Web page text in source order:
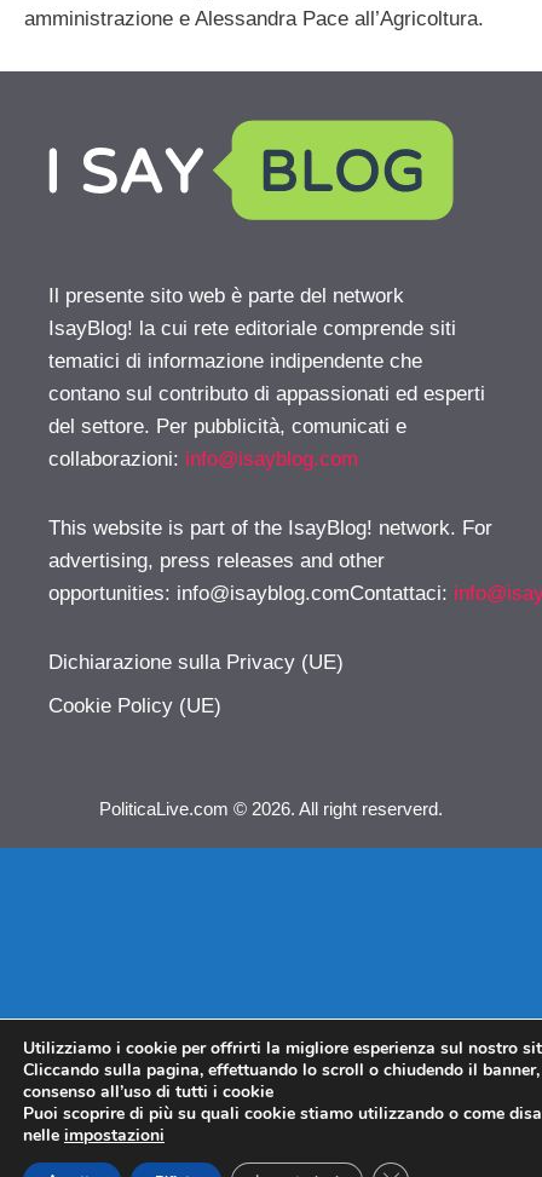
amministrazione e Alessandra Pace all’Agricoltura.
Il presente sito web è parte del network
IsayBlog! la cui rete editoriale comprende siti
tematici di informazione indipendente che
contano sul contributo di appassionati ed esperti
del settore. Per pubblicità, comunicati e
collaborazioni: info@isayblog.com
This website is part of the IsayBlog! network. For
advertising, press releases and other
opportunities: info@isayblog.comContattaci:
Dichiarazione sulla Privacy (UE)
Cookie Policy (UE)
PoliticaLive.com © 2026. All right reserverd.
Utilizziamo i cookie per offrirti la migliore esperienza sul nostro
Cliccando sulla pagina, effettuando lo scroll o chiudendo il
consenso all’uso di tutti i cookie
Puoi scoprire di più su quali cookie stiamo utilizzando o come
nelle impostazioni